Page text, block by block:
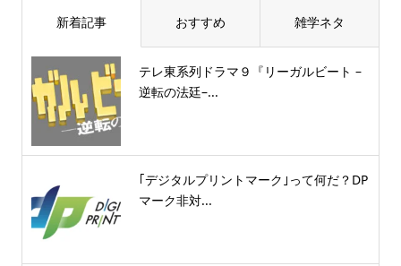
新着記事 おすすめ 雑学ネタ
テレ東系列ドラマ９『リーガルビート –
逆転の法廷–...
｢デジタルプリントマーク｣って何だ？DP
マーク非対...